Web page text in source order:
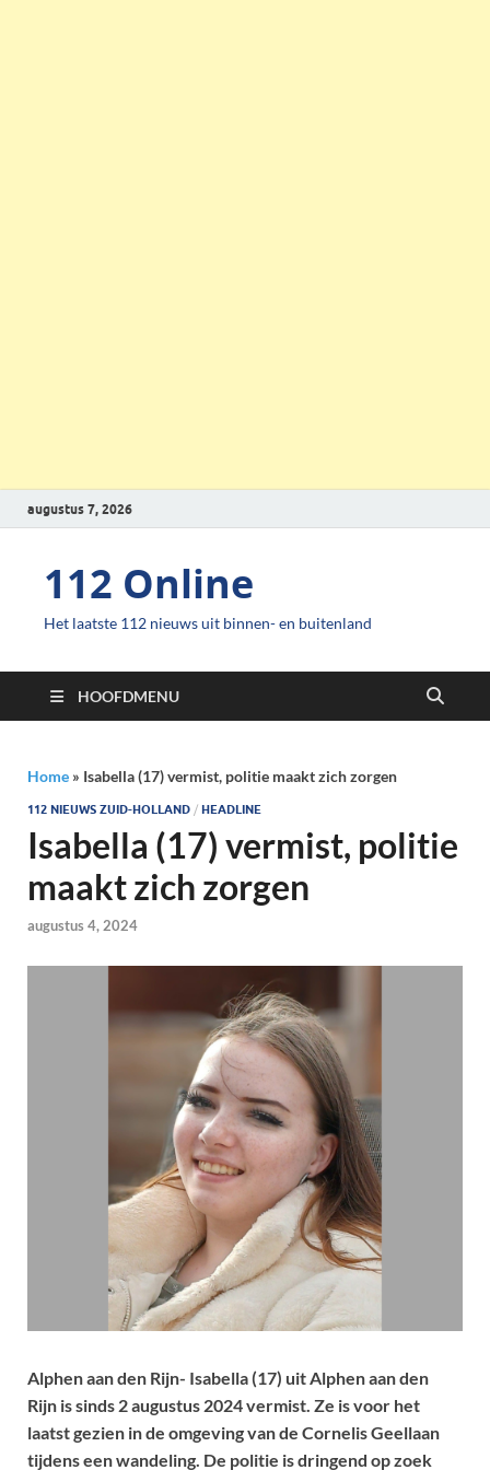
augustus 7, 2026
112 Online
Het laatste 112 nieuws uit binnen- en buitenland
HOOFDMENU
Home » Isabella (17) vermist, politie maakt zich zorgen
112 NIEUWS ZUID-HOLLAND / HEADLINE
Isabella (17) vermist, politie
maakt zich zorgen
augustus 4, 2024
Alphen aan den Rijn- Isabella (17) uit Alphen aan den
Rijn is sinds 2 augustus 2024 vermist. Ze is voor het
laatst gezien in de omgeving van de Cornelis Geellaan
tijdens een wandeling. De politie is dringend op zoek